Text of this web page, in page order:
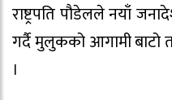
राष्ट्रपति पौडेलले नयाँ
गर्दै मुलुकको आगामी बाटो
।